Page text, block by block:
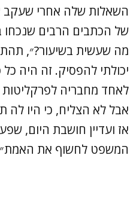
השאלות שלה אחרי שעקב
של הכתבים הרבים
מה שעשית בשיעור?״,
יכולתי להפסיק. זה היה
לאחד מחבריה
אבל לא הצליח, כי היו לה
אז ועדיין חושבת היום,
המשפט לחשוף את